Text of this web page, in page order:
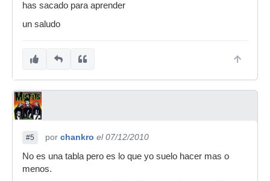
has sacado para aprender
un saludo
#5 por chankro el 07/12/2010
No es una tabla pero es lo que yo suelo hacer mas o
menos.